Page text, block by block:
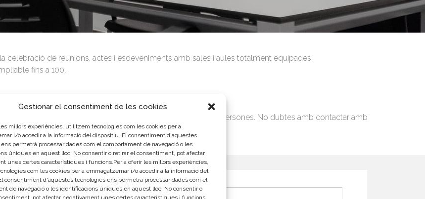
Gestionar el consentiment de les cookies
millors experiències, utilitzem tecnologies com les cookies per a
i/o accedir a la informació del dispositiu. El consentiment d'aquestes
permetrà processar dades com el comportament de navegació o les
úniques en aquest lloc. No consentir o retirar el consentiment, pot afectar
unes certes característiques i funcions.Per a oferir les millors experiències,
com les cookies per a emmagatzemar i/o accedir a la informació del
consentiment d'aquestes tecnologies ens permetrà processar dades com el
de navegació o les identificacions úniques en aquest lloc. No consentir o
pot afectar negativament unes certes característiques i funcions.
celebració de reunions, actes i esdeveniments amb sales i aules totalment equipades:
fins a 100.
i portàtil.
dirigits a empreses als quals van assistir més de 10.000 persones. No dubtes amb contactar amb
dubte.